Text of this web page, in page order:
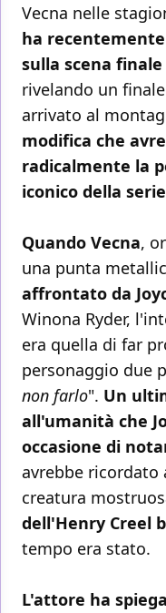
Vecna nelle
ha
sulla scena
rivelando un
arrivato al
modifica che
radicalmente la
iconico della
Quando Vecna,
una punta
affrontato da
Winona Ryder,
era quella di far
personaggio due
non farlo". Un
all'umanità che
occasione di
avrebbe
creatura
dell'Henry Creel
tempo era stato.
L'attore ha